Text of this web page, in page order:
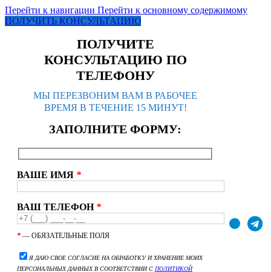
Перейти к навигации Перейти к основному содержимому
ПОЛУЧИТЬ КОНСУЛЬТАЦИЮ
ПОЛУЧИТЕ
КОНСУЛЬТАЦИЮ ПО
ТЕЛЕФОНУ
МЫ ПЕРЕЗВОНИМ ВАМ В РАБОЧЕЕ
ВРЕМЯ В ТЕЧЕНИЕ 15 МИНУТ!
ЗАПОЛНИТЕ ФОРМУ:
ВАШЕ ИМЯ *
ВАШ ТЕЛЕФОН *
* — ОБЯЗАТЕЛЬНЫЕ ПОЛЯ
Я ДАЮ СВОЕ СОГЛАСИЕ НА ОБРАБОТКУ И ХРАНЕНИЕ МОИХ
ПЕРСОНАЛЬНЫХ ДАННЫХ В СООТВЕТСТВИИ С ПОЛИТИКОЙ